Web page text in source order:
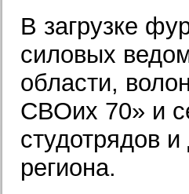
В загрузке
силовых
области,
СВОих 70» и
студотрядов
региона.